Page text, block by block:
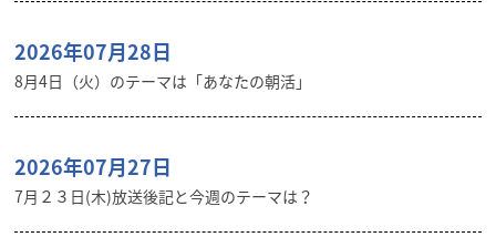
2026年07月28日
8月4日（火）のテーマは「あなたの朝活」
2026年07月27日
7月２３日(木)放送後記と今週のテーマは？